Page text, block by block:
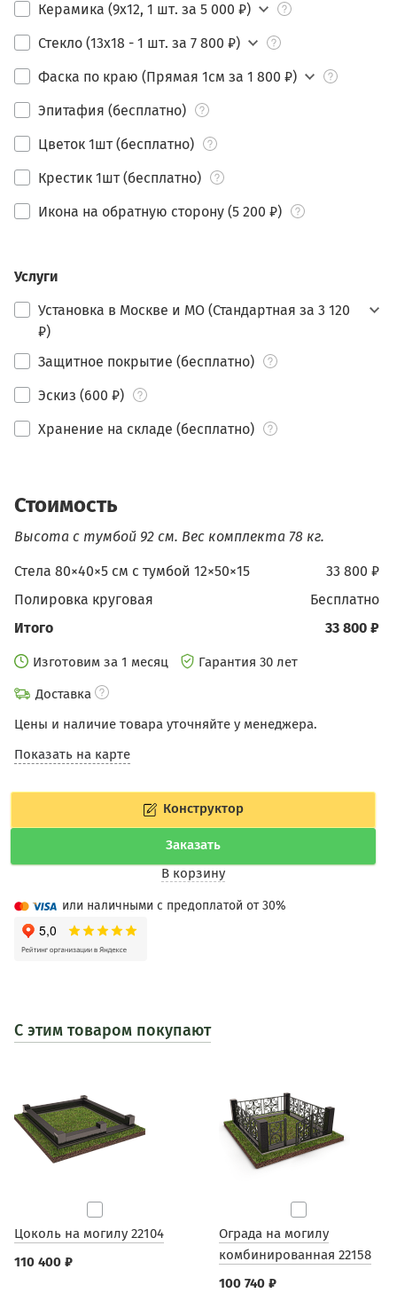
Керамика (9х12, 1 шт. за 5 000 ₽)
Стекло (13х18 - 1 шт. за 7 800 ₽)
Фаска по краю (Прямая 1см за 1 800 ₽)
Эпитафия (бесплатно)
Цветок 1шт (бесплатно)
Крестик 1шт (бесплатно)
Икона на обратную сторону (5 200 ₽)
Услуги
Установка в Москве и МО (Стандартная за 3 120
₽)
Защитное покрытие (бесплатно)
Эскиз (600 ₽)
Хранение на складе (бесплатно)
Стоимость
Высота с тумбой 92 см. Вес комплекта 78 кг.
33 800 ₽
Стела 80×40×5 см c тумбой 12×50×15
бесплатно
Полировка круговая
33 800 ₽
Итого
Изготовим за 1 месяц
Гарантия 30 лет
Доставка
Цены и наличие товара уточняйте у менеджера.
Показать на карте
Конструктор
Заказать
В корзину
или наличными с предоплатой от 30%
С этим товаром покупают
Цоколь на могилу 22104
110 400 ₽
Ограда на могилу
комбинированная 22158
100 740 ₽